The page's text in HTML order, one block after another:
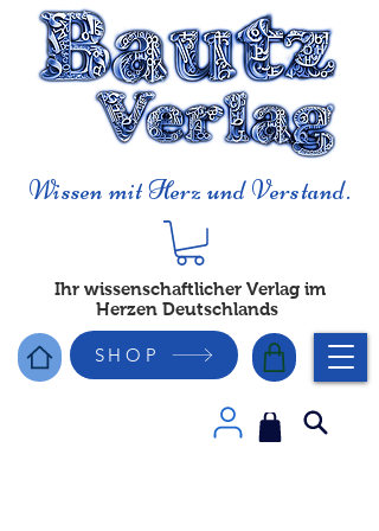
Wissen mit Herz und Verstand.
Ihr wissenschaftlicher Verlag im
Herzen Deutschlands
SHOP